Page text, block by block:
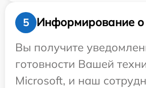
5
Информирование о
Вы получите
готовности Вашей
Microsoft, и наш